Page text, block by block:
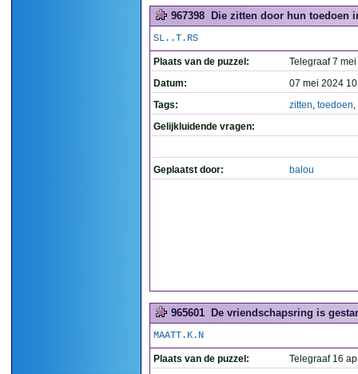
967398 Die zitten door hun toedoen
SL..T.RS
Plaats van de puzzel:
Telegraaf 7 mei
Datum:
07 mei 2024
Tags:
zitten, toedoen,
Gelijkluidende vragen:
Geplaatst door: balou
965601 De vriendschapsring is
MAATT.K.N
Plaats van de puzzel:
Telegraaf 16